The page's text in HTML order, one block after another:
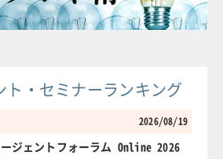
ト・セミナーランキング
2026/08/19
ジェントフォーラム Online 2026